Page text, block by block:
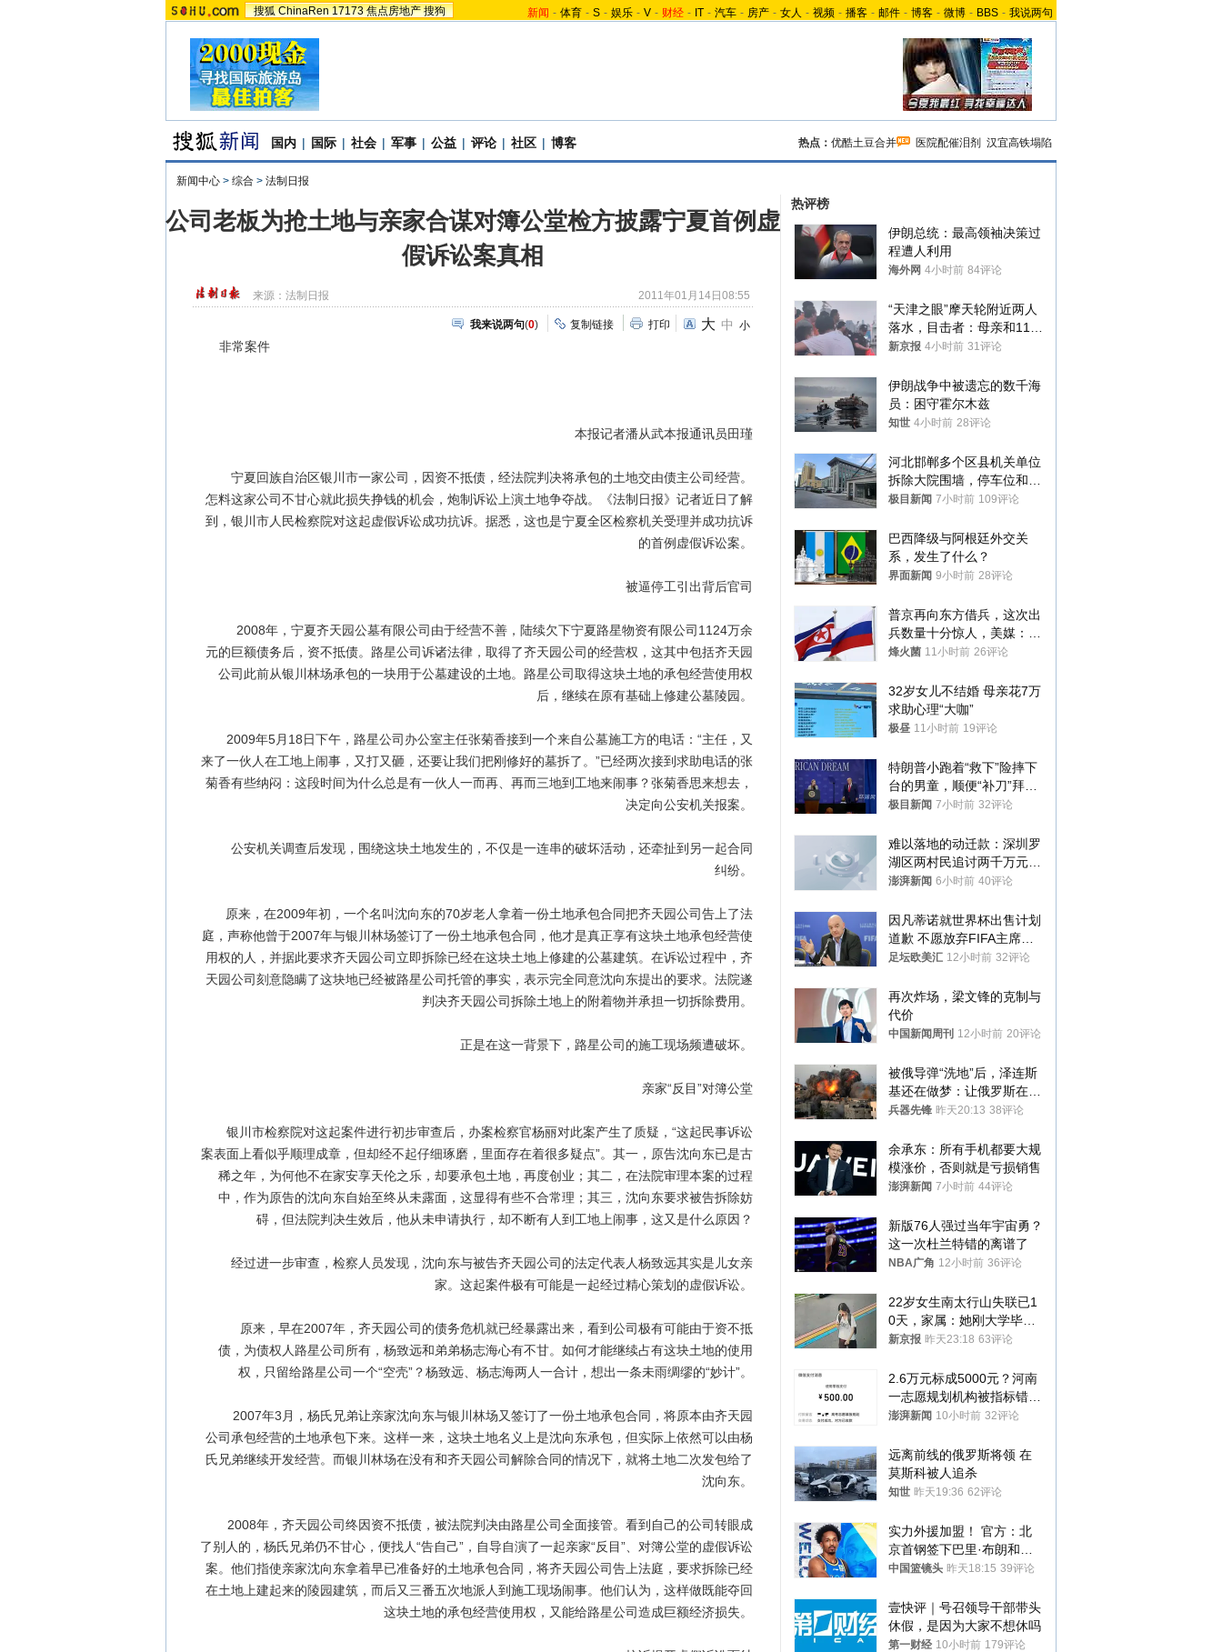
搜狐 ChinaRen 17173 焦点房地产 搜狗 新闻 - 体育 - S - 娱乐 - V - 财经 - IT - 汽车 - 房产 - 女人 - 视频 - 播客 - 邮件 - 博客 - 微博 - BBS - 我说两句
国内 | 国际 | 社会 | 军事 | 公益 | 评论 | 社区 | 博客 热点： 优酷土豆合并 医院配催泪剂 汉宜高铁塌陷
新闻中心 > 综合 > 法制日报
公司老板为抢土地与亲家合谋对簿公堂检方披露宁夏首例虚
假诉讼案真相
来源： 法制日报 2011年01月14日08:55
我来说两句(0) 复制链接 打印 大 中 小
非常案件
本报记者潘从武本报通讯员田瑾
宁夏回族自治区银川市一家公司，因资不抵债，经法院判决将承包的土地交由债主公司经营。
怎料这家公司不甘心就此损失挣钱的机会，炮制诉讼上演土地争夺战。《法制日报》记者近日了解
到，银川市人民检察院对这起虚假诉讼成功抗诉。据悉，这也是宁夏全区检察机关受理并成功抗诉
的首例虚假诉讼案。
被逼停工引出背后官司
2008年，宁夏齐天园公墓有限公司由于经营不善，陆续欠下宁夏路星物资有限公司1124万余
元的巨额债务后，资不抵债。路星公司诉诸法律，取得了齐天园公司的经营权，这其中包括齐天园
公司此前从银川林场承包的一块用于公墓建设的土地。路星公司取得这块土地的承包经营使用权
后，继续在原有基础上修建公墓陵园。
2009年5月18日下午，路星公司办公室主任张菊香接到一个来自公墓施工方的电话：“主任，又
来了一伙人在工地上闹事，又打又砸，还要让我们把刚修好的墓拆了。”已经两次接到求助电话的张
菊香有些纳闷：这段时间为什么总是有一伙人一而再、再而三地到工地来闹事？张菊香思来想去，
决定向公安机关报案。
公安机关调查后发现，围绕这块土地发生的，不仅是一连串的破坏活动，还牵扯到另一起合同
纠纷。
原来，在2009年初，一个名叫沈向东的70岁老人拿着一份土地承包合同把齐天园公司告上了法
庭，声称他曾于2007年与银川林场签订了一份土地承包合同，他才是真正享有这块土地承包经营使
用权的人，并据此要求齐天园公司立即拆除已经在这块土地上修建的公墓建筑。在诉讼过程中，齐
天园公司刻意隐瞒了这块地已经被路星公司托管的事实，表示完全同意沈向东提出的要求。法院遂
判决齐天园公司拆除土地上的附着物并承担一切拆除费用。
正是在这一背景下，路星公司的施工现场频遭破坏。
亲家“反目”对簿公堂
银川市检察院对这起案件进行初步审查后，办案检察官杨丽对此案产生了质疑，“这起民事诉讼
案表面上看似乎顺理成章，但却经不起仔细琢磨，里面存在着很多疑点”。其一，原告沈向东已是古
稀之年，为何他不在家安享天伦之乐，却要承包土地，再度创业；其二，在法院审理本案的过程
中，作为原告的沈向东自始至终从未露面，这显得有些不合常理；其三，沈向东要求被告拆除妨
碍，但法院判决生效后，他从未申请执行，却不断有人到工地上闹事，这又是什么原因？
经过进一步审查，检察人员发现，沈向东与被告齐天园公司的法定代表人杨致远其实是儿女亲
家。这起案件极有可能是一起经过精心策划的虚假诉讼。
原来，早在2007年，齐天园公司的债务危机就已经暴露出来，看到公司极有可能由于资不抵
债，为债权人路星公司所有，杨致远和弟弟杨志海心有不甘。如何才能继续占有这块土地的使用
权，只留给路星公司一个“空壳”？杨致远、杨志海两人一合计，想出一条未雨绸缪的“妙计”。
2007年3月，杨氏兄弟让亲家沈向东与银川林场又签订了一份土地承包合同，将原本由齐天园
公司承包经营的土地承包下来。这样一来，这块土地名义上是沈向东承包，但实际上依然可以由杨
氏兄弟继续开发经营。而银川林场在没有和齐天园公司解除合同的情况下，就将土地二次发包给了
沈向东。
2008年，齐天园公司终因资不抵债，被法院判决由路星公司全面接管。看到自己的公司转眼成
了别人的，杨氏兄弟仍不甘心，便找人“告自己”，自导自演了一起亲家“反目”、对簿公堂的虚假诉讼
案。他们指使亲家沈向东拿着早已准备好的土地承包合同，将齐天园公司告上法庭，要求拆除已经
在土地上建起来的陵园建筑，而后又三番五次地派人到施工现场闹事。他们认为，这样做既能夺回
这块土地的承包经营使用权，又能给路星公司造成巨额经济损失。
热评榜
伊朗总统：最高领袖决策过
程遭人利用
海外网 4小时前 84评论
“天津之眼”摩天轮附近两人
落水，目击者：母亲和11岁
儿子先后被打捞上岸
新京报 4小时前 31评论
伊朗战争中被遗忘的数千海
员：困守霍尔木兹
知世 4小时前 28评论
河北邯郸多个区县机关单位
拆除大院围墙，停车位和厕
所免费开放，当地多部门回
极目新闻 7小时前 109评论
巴西降级与阿根廷外交关
系，发生了什么？
界面新闻 9小时前 28评论
普京再向东方借兵，这次出
兵数量十分惊人，美媒：俄
朝要动真格？
烽火菌 11小时前 26评论
32岁女儿不结婚 母亲花7万
求助心理“大咖”
极昼 11小时前 19评论
特朗普小跑着“救下”险摔下
台的男童，顺便“补刀”拜
登：“我可不想他像拜登一
极目新闻 7小时前 32评论
难以落地的动迁款：深圳罗
湖区两村民追讨两千万元动
迁款八年未果
澎湃新闻 6小时前 40评论
因凡蒂诺就世界杯出售计划
道歉 不愿放弃FIFA主席职
位
足坛欧美汇 12小时前 32评论
再次炸场，梁文锋的克制与
代价
中国新闻周刊 12小时前 20评论
被俄导弹“洗地”后，泽连斯
基还在做梦：让俄罗斯在冬
季前求和？
兵器先锋 昨天20:13 38评论
余承东：所有手机都要大规
模涨价，否则就是亏损销售
澎湃新闻 7小时前 44评论
新版76人强过当年宇宙勇？
这一次杜兰特错的离谱了
NBA广角 12小时前 36评论
22岁女生南太行山失联已1
0天，家属：她刚大学毕业
想到山里旅行
新京报 昨天23:18 63评论
2.6万元标成5000元？河南
一志愿规划机构被指标错学
费致考生复读
澎湃新闻 10小时前 32评论
远离前线的俄罗斯将领 在
莫斯科被人追杀
知世 昨天19:36 62评论
实力外援加盟！ 官方：北
京首钢签下巴里·布朗和桑
普森
中国篮镜头 昨天18:15 39评论
壹快评｜号召领导干部带头
休假，是因为大家不想休吗
第一财经 10小时前 179评论